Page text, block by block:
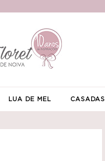
LUA DE MEL CASADAS